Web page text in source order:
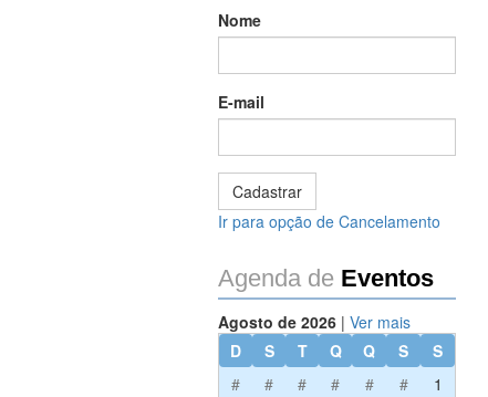
Nome
E-mail
Ir para opção de Cancelamento
Agenda de Eventos
Agosto de 2026 | Ver mais
D
S T Q Q S
S
#
# # # # #
1